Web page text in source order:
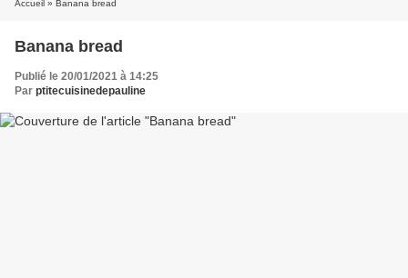
Accueil » Banana bread
Banana bread
Publié le 20/01/2021 à 14:25
Par ptitecuisinedepauline